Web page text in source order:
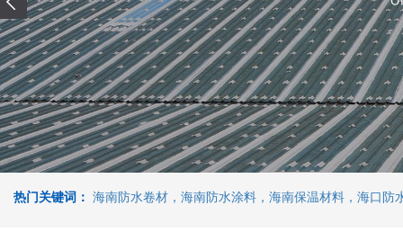
热门关键词： 海南防水卷材，海南防水涂料，海南保温材料，海口防